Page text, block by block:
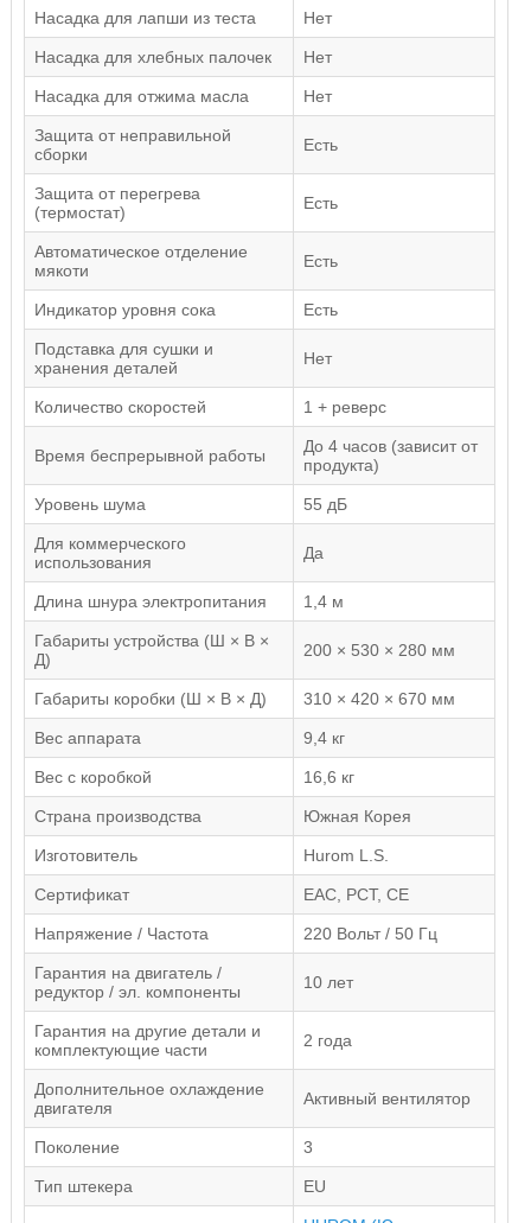
Насадка для лапши из теста Нет
Насадка для хлебных палочек Нет
Насадка для отжима масла Нет
Защита от неправильной
сборки
Есть
Защита от перегрева
(термостат)
Есть
Автоматическое отделение
мякоти
Есть
Индикатор уровня сока Есть
Подставка для сушки и
хранения деталей
Нет
Количество скоростей 1 + реверс
Время беспрерывной работы
До 4 часов (зависит от
продукта)
Уровень шума 55 дБ
Для коммерческого
использования
Да
Длина шнура электропитания 1,4 м
Габариты устройства (Ш × В ×
Д)
200 × 530 × 280 мм
Габариты коробки (Ш × В × Д) 310 × 420 × 670 мм
Вес аппарата 9,4 кг
Вес с коробкой 16,6 кг
Страна производства Южная Корея
Изготовитель Hurom L.S.
Сертификат EAC, РСТ, CE
Напряжение / Частота 220 Вольт / 50 Гц
Гарантия на двигатель /
редуктор / эл. компоненты
10 лет
Гарантия на другие детали и
комплектующие части
2 года
Дополнительное охлаждение
двигателя
Активный вентилятор
Поколение 3
Тип штекера EU